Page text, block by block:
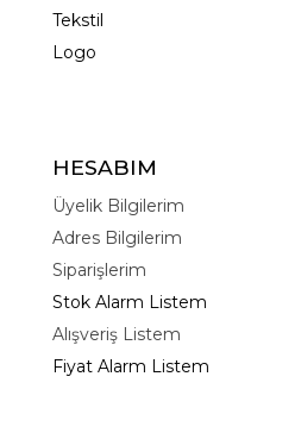
Tekstil
Logo
HESABIM
Üyelik Bilgilerim
Adres Bilgilerim
Siparişlerim
Stok Alarm Listem
Alışveriş Listem
Fiyat Alarm Listem